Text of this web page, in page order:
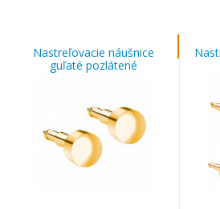
Nastreľovacie náušnice
guľaté pozlátené